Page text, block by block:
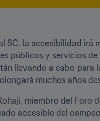
SC, la accesibilidad irá
públicos y servicios
llevando a cabo para
muchos años
miembro del Foro
accesible del